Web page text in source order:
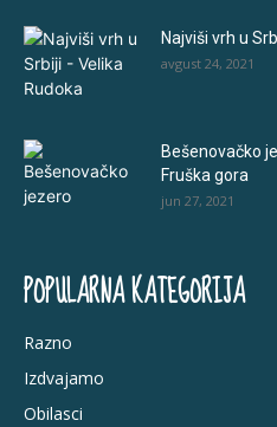
Najviši vrh u
avgust 24, 2021
Bešenovačko
Fruška gora
jun 27, 2021
POPULARNA KATEGORIJA
Razno
Izdvajamo
Obilasci